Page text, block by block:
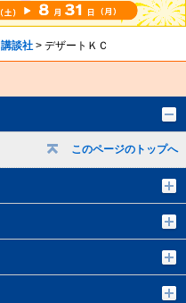
このページのトップへ
講談社> デザートＫＣ